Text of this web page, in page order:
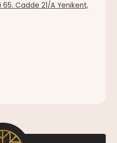
65. Cadde 21/A Yenikent,